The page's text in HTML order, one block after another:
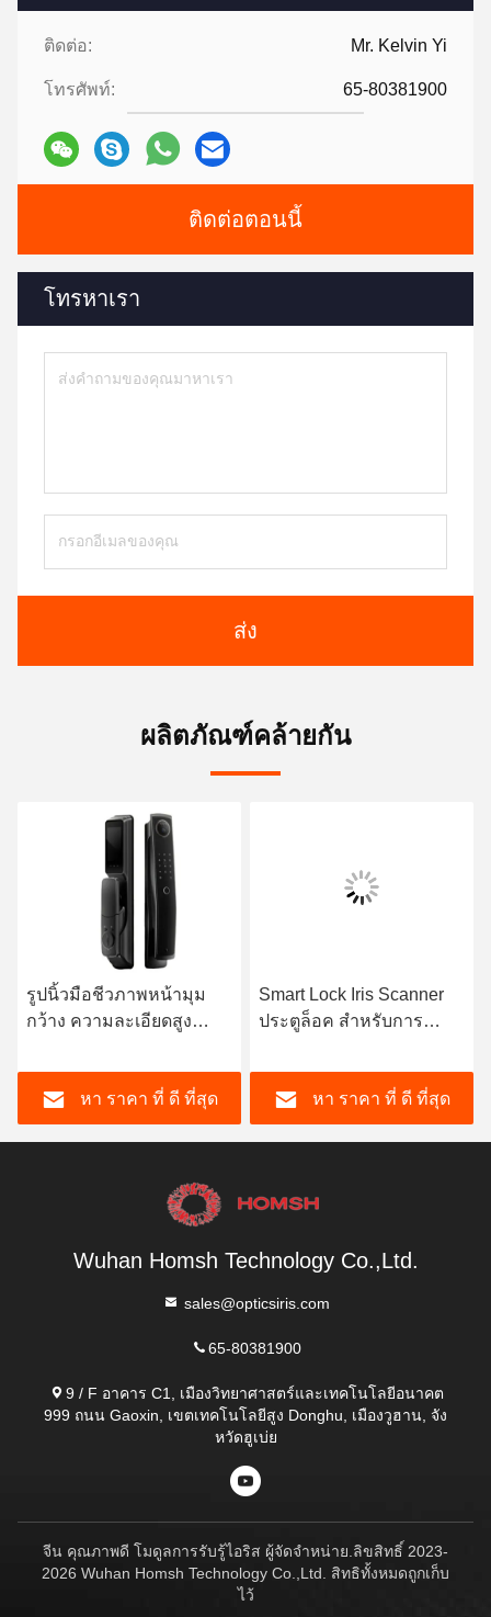
ติดต่อ: Mr. Kelvin Yi
โทรศัพท์: 65-80381900
ติดต่อตอนนี้
โทรหาเรา
ส่ง
ผลิตภัณฑ์คล้ายกัน
รูปนิ้วมือชีวภาพหน้ามุม
กว้าง ความละเอียดสูง
หา ราคา ที่ ดี ที่สุด
Smart Lock Iris Scanner
ประตูล็อค สําหรับการ
การทํางานง่าย
หา ราคา ที่ ดี ที่สุด
Wuhan Homsh Technology Co.,Ltd.
sales@opticsiris.com
65-80381900
9 / F อาคาร C1, เมืองวิทยาศาสตร์และเทคโนโลยีอนาคต
999 ถนน Gaoxin, เขตเทคโนโลยีสูง Donghu, เมืองวูฮาน, จัง
หวัดฮูเบ่ย
จีน คุณภาพดี โมดูลการรับรู้ไอริส ผู้จัดจําหน่าย.ลิขสิทธิ์ 2023-
2026 Wuhan Homsh Technology Co.,Ltd. สิทธิทั้งหมดถูกเก็บ
ไว้